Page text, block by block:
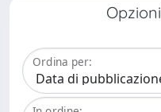
Opzioni
Ordina per: